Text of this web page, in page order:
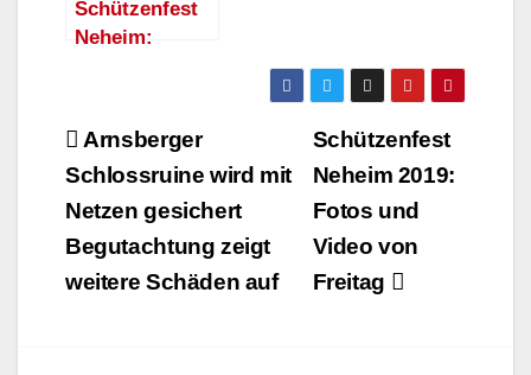
Schützenfest
Neheim:
Beitragsnavigation
Schützenfest
Neheim 2019:
Fotos und
Video von
Freitag
Arnsberger
Schlossruine wird mit
Netzen gesichert
Begutachtung zeigt
weitere Schäden auf